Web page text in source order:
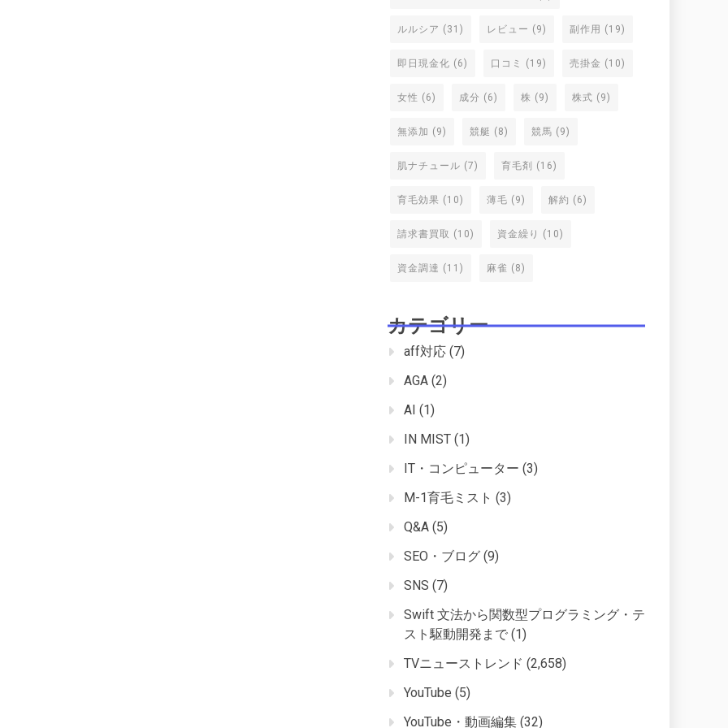
ルルシア (31) レビュー (9) 副作用 (19)
即日現金化 (6) 口コミ (19) 売掛金 (10)
女性 (6) 成分 (6) 株 (9) 株式 (9)
無添加 (9) 競艇 (8) 競馬 (9)
肌ナチュール (7) 育毛剤 (16)
育毛効果 (10) 薄毛 (9) 解約 (6)
請求書買取 (10) 資金繰り (10)
資金調達 (11) 麻雀 (8)
カテゴリー
aff対応 (7)
AGA (2)
AI (1)
IN MIST (1)
IT・コンピューター (3)
M-1育毛ミスト (3)
Q&A (5)
SEO・ブログ (9)
SNS (7)
Swift 文法から関数型プログラミング・テ
スト駆動開発まで (1)
TVニューストレンド (2,658)
YouTube (5)
YouTube・動画編集 (32)